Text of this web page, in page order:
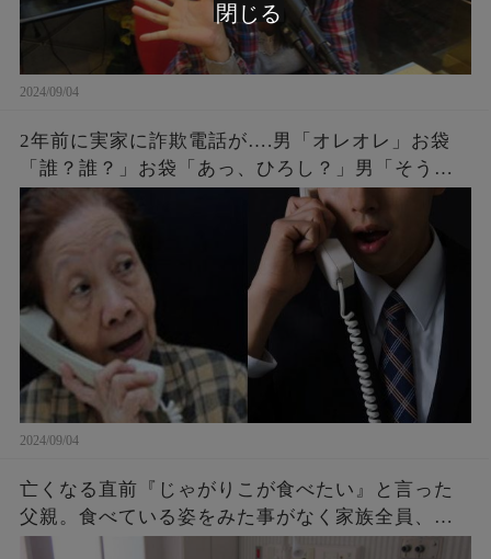
2024/09/04
2年前に実家に詐欺電話が….男「オレオレ」お袋
「誰？誰？」お袋「あっ、ひろし？」男「そうだ
よ母さん、ひろしだよ」母の驚愕な破壊力のある
返しとはw
2024/09/04
亡くなる直前『じゃがりこが食べたい』と言った
父親。食べている姿をみた事がなく家族全員、不
思議に思っていたら・・・後に判明したその理由
閉じる